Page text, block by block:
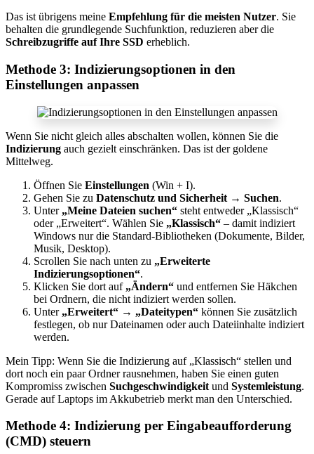
Das ist übrigens meine Empfehlung für die meisten Nutzer. Sie
behalten die grundlegende Suchfunktion, reduzieren aber die
Schreibzugriffe auf Ihre SSD erheblich.
Methode 3: Indizierungsoptionen in den
Einstellungen anpassen
Wenn Sie nicht gleich alles abschalten wollen, können Sie die
Indizierung auch gezielt einschränken. Das ist der goldene
Mittelweg.
Öffnen Sie Einstellungen (Win + I).
Gehen Sie zu Datenschutz und Sicherheit → Suchen.
Unter „Meine Dateien suchen“ steht entweder „Klassisch“
oder „Erweitert“. Wählen Sie „Klassisch“ – damit indiziert
Windows nur die Standard-Bibliotheken (Dokumente, Bilder,
Musik, Desktop).
Scrollen Sie nach unten zu „Erweiterte
Indizierungsoptionen“.
Klicken Sie dort auf „Ändern“ und entfernen Sie Häkchen
bei Ordnern, die nicht indiziert werden sollen.
Unter „Erweitert“ → „Dateitypen“ können Sie zusätzlich
festlegen, ob nur Dateinamen oder auch Dateiinhalte indiziert
werden.
Mein Tipp: Wenn Sie die Indizierung auf „Klassisch“ stellen und
dort noch ein paar Ordner rausnehmen, haben Sie einen guten
Kompromiss zwischen Suchgeschwindigkeit und Systemleistung.
Gerade auf Laptops im Akkubetrieb merkt man den Unterschied.
Methode 4: Indizierung per Eingabeaufforderung
(CMD) steuern